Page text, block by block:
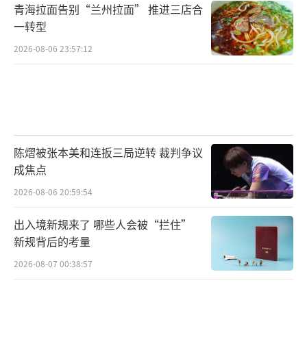
青海拉面告别“兰州拉面” 推进三店合
一转型
2026-08-06 23:57:12
陈熠被张本美和连扳三局逆转 裁判争议
成焦点
2026-08-06 20:59:54
出入境新规来了 哪些人会被“拦住”
新规背后的考量
2026-08-07 00:38:57